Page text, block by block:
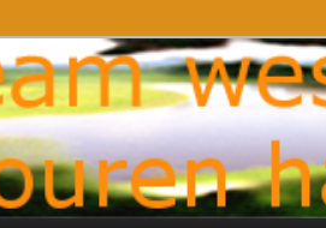
Hameln